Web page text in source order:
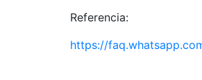
Referencia:
https://